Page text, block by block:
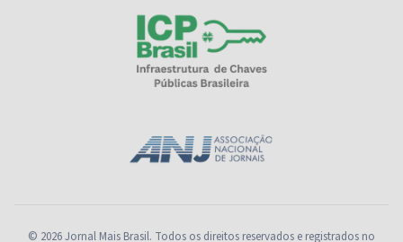
© 2026 Jornal Mais Brasil. Todos os direitos reservados e registrados no